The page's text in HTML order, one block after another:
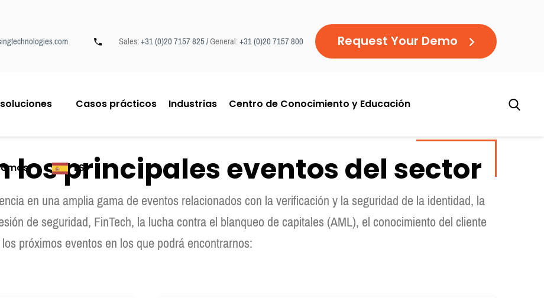
Sales:+31 (0)20 7157 825 /General:+31 (0)20 7157 800 Request Your Demo
Casos prácticos Industrias Centro de Conocimiento y Educación
ES
los principales eventos del sector
en una amplia gama de eventos relacionados con la verificación y la seguridad de la identidad, la
de seguridad, FinTech, la lucha contra el blanqueo de capitales (AML), el conocimiento del cliente
próximos eventos en los que podrá encontrarnos: